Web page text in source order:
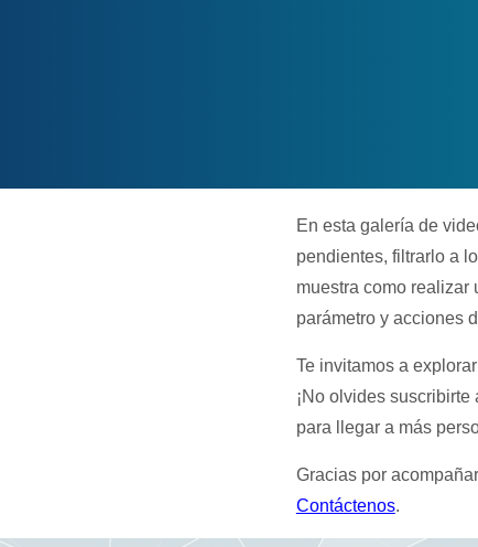
En esta galería de
pendientes, filtrarlo a
muestra como realizar
parámetro y acciones
Te invitamos a
¡No olvides
para llegar a más
Gracias por
Contáctenos.